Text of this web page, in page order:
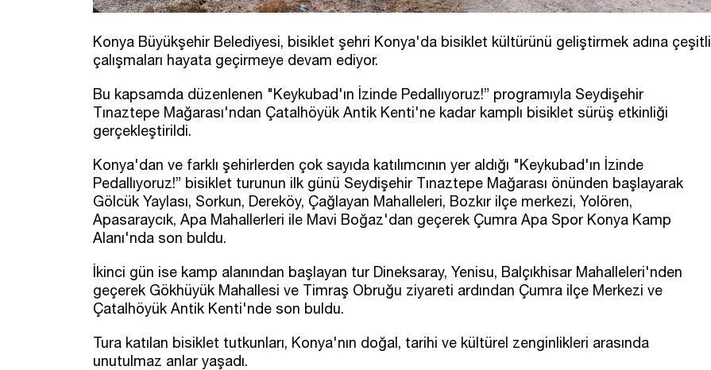
Konya Büyükşehir Belediyesi, bisiklet şehri Konya'da bisiklet kültürünü geliştirmek adına çeşitli
çalışmaları hayata geçirmeye devam ediyor.
Bu kapsamda düzenlenen "Keykubad'ın İzinde Pedallıyoruz!” programıyla Seydişehir
Tınaztepe Mağarası'ndan Çatalhöyük Antik Kenti'ne kadar kamplı bisiklet sürüş etkinliği
gerçekleştirildi.
Konya'dan ve farklı şehirlerden çok sayıda katılımcının yer aldığı "Keykubad'ın İzinde
Pedallıyoruz!” bisiklet turunun ilk günü Seydişehir Tınaztepe Mağarası önünden başlayarak
Gölcük Yaylası, Sorkun, Dereköy, Çağlayan Mahalleleri, Bozkır ilçe merkezi, Yolören,
Apasaraycık, Apa Mahallerleri ile Mavi Boğaz'dan geçerek Çumra Apa Spor Konya Kamp
Alanı'nda son buldu.
İkinci gün ise kamp alanından başlayan tur Dineksaray, Yenisu, Balçıkhisar Mahalleleri'nden
geçerek Gökhüyük Mahallesi ve Timraş Obruğu ziyareti ardından Çumra ilçe Merkezi ve
Çatalhöyük Antik Kenti'nde son buldu.
Tura katılan bisiklet tutkunları, Konya'nın doğal, tarihi ve kültürel zenginlikleri arasında
unutulmaz anlar yaşadı.